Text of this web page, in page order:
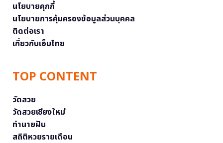
นโยบายคุกกี้
นโยบายการคุ้มครองข้อมูลส่วนบุคคล
ติดต่อเรา
เกี่ยวกับเอ็มไทย
TOP CONTENT
วัดสวย
วัดสวยเชียงใหม่
ทำนายฝัน
สถิติหวยรายเดือน